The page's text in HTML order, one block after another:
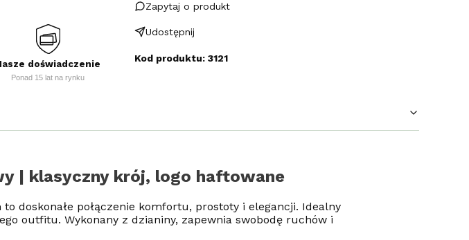
doświadczenie
Ponad 15 lat na rynku
Zapytaj o produkt
Udostępnij
Kod produktu: 3121
| klasyczny krój, logo haftowane
doskonałe połączenie komfortu, prostoty i elegancji. Idealny
outfitu. Wykonany z dzianiny, zapewnia swobodę ruchów i